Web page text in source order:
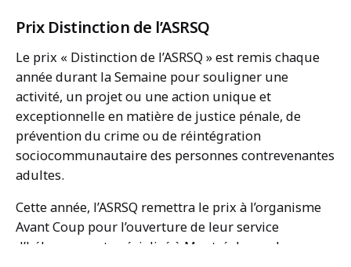
Prix Distinction de l’ASRSQ
Le prix « Distinction de l’ASRSQ » est remis chaque
année durant la Semaine pour souligner une
activité, un projet ou une action unique et
exceptionnelle en matière de justice pénale, de
prévention du crime ou de réintégration
sociocommunautaire des personnes contrevenantes
adultes.
Cette année, l’ASRSQ remettra le prix à l’organisme
Avant Coup pour l’ouverture de leur service
d’hébergement spécialisé à Montréal pour les